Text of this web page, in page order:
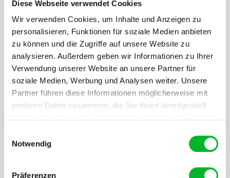
Diese Webseite verwendet Cookies
Wir verwenden Cookies, um Inhalte und Anzeigen zu
personalisieren, Funktionen für soziale Medien anbieten
zu können und die Zugriffe auf unsere Website zu
analysieren. Außerdem geben wir Informationen zu Ihrer
Verwendung unserer Website an unsere Partner für
soziale Medien, Werbung und Analysen weiter. Unsere
Partner führen diese Informationen möglicherweise mit
weiteren Daten zusammen, die Sie ihnen bereitgestellt
Notwendig
Präferenzen
219,80€